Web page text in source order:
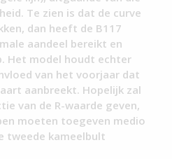
Te zien is dat de curve
dan heeft de B117
aandeel bereikt en
Het model houdt echter
van het voorjaar dat
aanbreekt. Hopelijk zal
van de R-waarde geven,
moeten toegeven medio
tweede kameelbult